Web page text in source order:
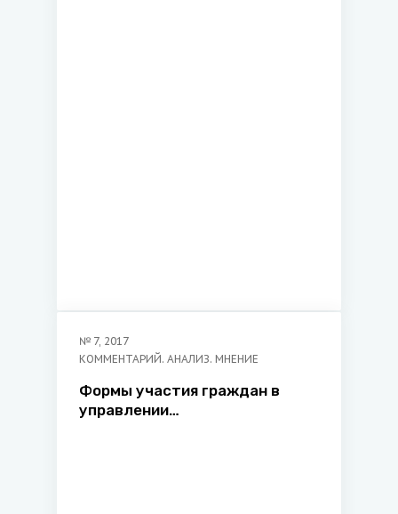
№ 7, 2017
КОММЕНТАРИЙ. АНАЛИЗ. МНЕНИЕ
Формы участия граждан в
управлении